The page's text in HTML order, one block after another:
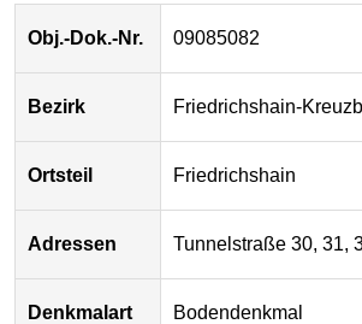
Obj.-Dok.-Nr. 09085082
Bezirk Friedrichshain-
Ortsteil Friedrichshain
Adressen Tunnelstraße 30, 31,
Denkmalart Bodendenkmal